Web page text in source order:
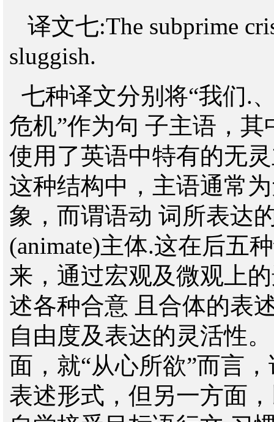
译文七:The subprime
sluggish.
七种译文分别将“我们.
危机”作为句 子主语，
使用了英语中特有的无
这种结构中，主语通常
象，而谓语动 词所表达
(animate)主体.这在后五
来，通过宏观及微观上
述各种合意 且合体的表
自由度及表达的灵活性
面，就“从心所欲”而言
表述形式，但另一方面